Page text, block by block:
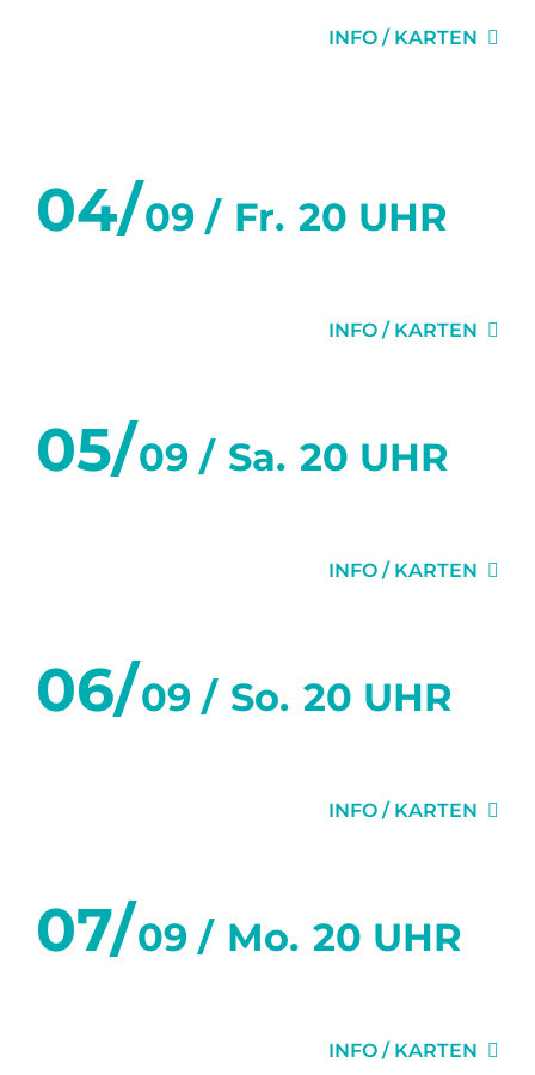
INFO / KARTEN
04/09 / Fr. 20 UHR
INFO / KARTEN
05/09 / Sa. 20 UHR
INFO / KARTEN
06/09 / So. 20 UHR
INFO / KARTEN
07/09 / Mo. 20 UHR
INFO / KARTEN